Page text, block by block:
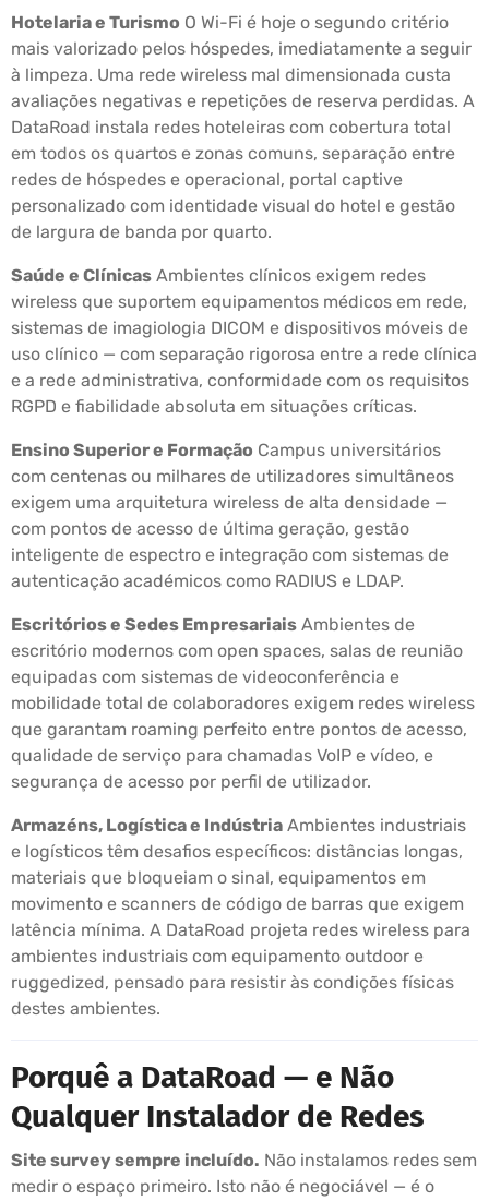
Hotelaria e Turismo O Wi-Fi é hoje o segundo critério
mais valorizado pelos hóspedes, imediatamente a seguir
à limpeza. Uma rede wireless mal dimensionada custa
avaliações negativas e repetições de reserva perdidas. A
DataRoad instala redes hoteleiras com cobertura total
em todos os quartos e zonas comuns, separação entre
redes de hóspedes e operacional, portal captive
personalizado com identidade visual do hotel e gestão
de largura de banda por quarto.
Saúde e Clínicas Ambientes clínicos exigem redes
wireless que suportem equipamentos médicos em rede,
sistemas de imagiologia DICOM e dispositivos móveis de
uso clínico — com separação rigorosa entre a rede clínica
e a rede administrativa, conformidade com os requisitos
RGPD e fiabilidade absoluta em situações críticas.
Ensino Superior e Formação Campus universitários
com centenas ou milhares de utilizadores simultâneos
exigem uma arquitetura wireless de alta densidade —
com pontos de acesso de última geração, gestão
inteligente de espectro e integração com sistemas de
autenticação académicos como RADIUS e LDAP.
Escritórios e Sedes Empresariais Ambientes de
escritório modernos com open spaces, salas de reunião
equipadas com sistemas de videoconferência e
mobilidade total de colaboradores exigem redes wireless
que garantam roaming perfeito entre pontos de acesso,
qualidade de serviço para chamadas VoIP e vídeo, e
segurança de acesso por perfil de utilizador.
Armazéns, Logística e Indústria Ambientes industriais
e logísticos têm desafios específicos: distâncias longas,
materiais que bloqueiam o sinal, equipamentos em
movimento e scanners de código de barras que exigem
latência mínima. A DataRoad projeta redes wireless para
ambientes industriais com equipamento outdoor e
ruggedized, pensado para resistir às condições físicas
destes ambientes.
Porquê a DataRoad — e Não
Qualquer Instalador de Redes
Site survey sempre incluído. Não instalamos redes sem
medir o espaço primeiro. Isto não é negociável — é o